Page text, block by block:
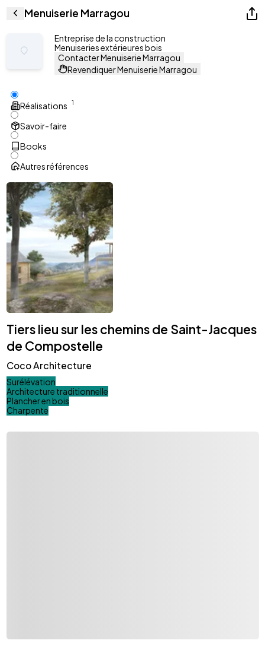
Menuiserie Marragou
Entreprise de la construction
Menuiseries extérieures bois
Contacter Menuiserie Marragou
Revendiquer Menuiserie Marragou
Réalisations 1
Savoir-faire
Books
Autres références
Tiers lieu sur les chemins de Saint-Jacques
de Compostelle
Coco Architecture
Surélévation
Architecture traditionnelle
Plancher en bois
Charpente